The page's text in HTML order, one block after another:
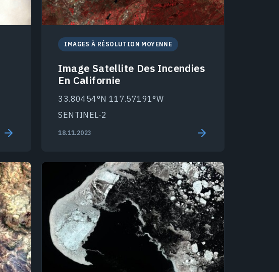
IMAGES À RÉSOLUTION MOYENNE
Image Satellite Des Incendies
En Californie
33.80454°N 117.57191°W
SENTINEL-2
18.11.2023